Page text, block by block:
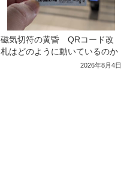
磁気切符の黄昏 QRコード改
札はどのように動いているのか
2026年8月4日